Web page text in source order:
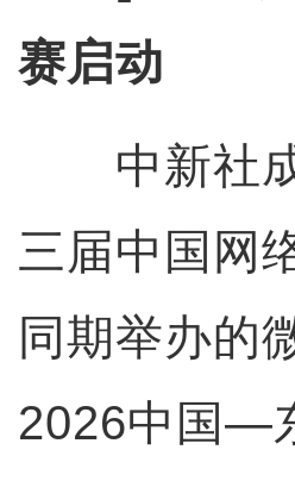
赛启动
中新社成
三届中国网
同期举办的
2026中国—